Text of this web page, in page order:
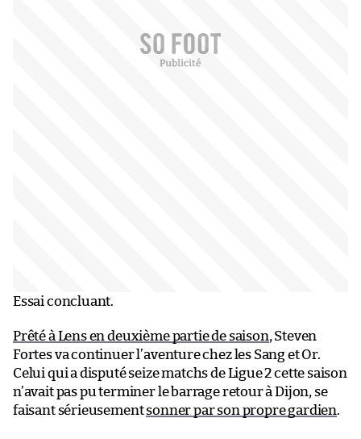
Essai concluant.
Prêté à Lens en deuxième partie de saison, Steven
Fortes va continuer l’aventure chez les Sang et Or.
Celui qui a disputé seize matchs de Ligue 2 cette saison
n’avait pas pu terminer le barrage retour à Dijon, se
faisant sérieusementsonner par son propre gardien.